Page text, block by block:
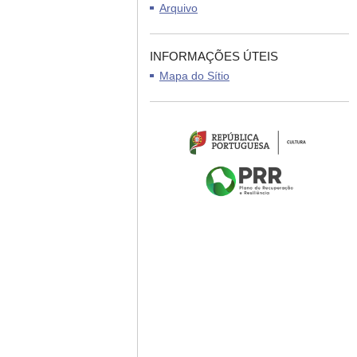
Arquivo
INFORMAÇÕES ÚTEIS
Mapa do Sítio